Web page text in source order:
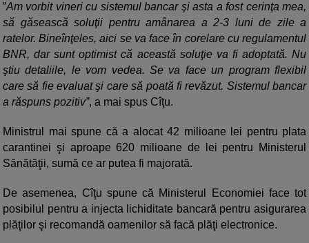
”Am vorbit vineri cu sistemul bancar şi asta a fost cerinţa mea,
să găsească soluţii pentru amânarea a 2-3 luni de zile a
ratelor. Bineînţeles, aici se va face în corelare cu regulamentul
BNR, dar sunt optimist că această soluţie va fi adoptată. Nu
ştiu detaliile, le vom vedea. Se va face un program flexibil
care să fie evaluat şi care să poată fi revăzut. Sistemul bancar
a răspuns pozitiv”, a mai spus Cîţu.
Ministrul mai spune că a alocat 42 milioane lei pentru plata
carantinei şi aproape 620 milioane de lei pentru Ministerul
Sănătăţii, sumă ce ar putea fi majorată.
De asemenea, Cîţu spune că Ministerul Economiei face tot
posibilul pentru a injecta lichiditate bancară pentru asigurarea
plăţilor şi recomandă oamenilor să facă plăţi electronice.